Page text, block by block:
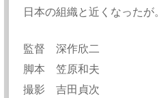
日本の組織と近くなったが。
監督 深作欣二
脚本 笠原和夫
撮影 吉田貞次